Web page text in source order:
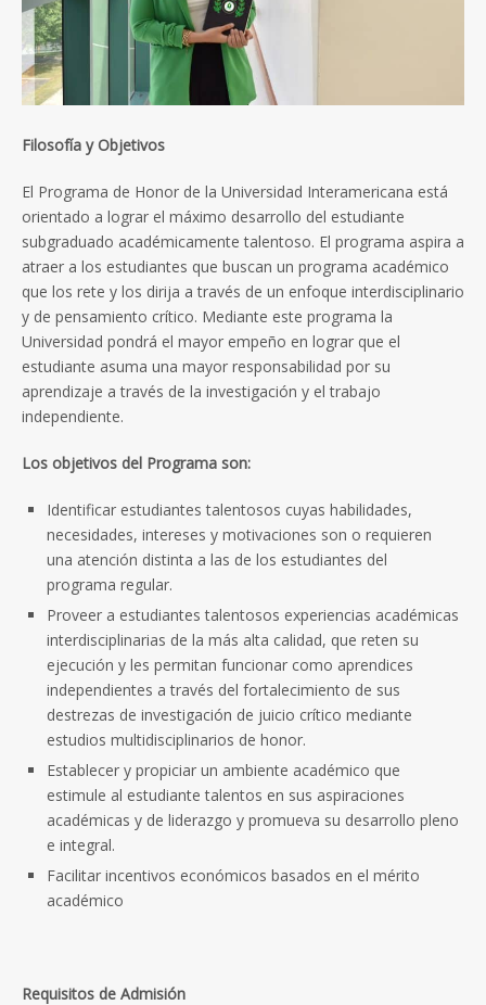
Filosofía y Objetivos
El Programa de Honor de la Universidad Interamericana está
orientado a lograr el máximo desarrollo del estudiante
subgraduado académicamente talentoso. El programa aspira a
atraer a los estudiantes que buscan un programa académico
que los rete y los dirija a través de un enfoque interdisciplinario
y de pensamiento crítico. Mediante este programa la
Universidad pondrá el mayor empeño en lograr que el
estudiante asuma una mayor responsabilidad por su
aprendizaje a través de la investigación y el trabajo
independiente.
Los objetivos del Programa son:
Identificar estudiantes talentosos cuyas habilidades,
necesidades, intereses y motivaciones son o requieren
una atención distinta a las de los estudiantes del
programa regular.
Proveer a estudiantes talentosos experiencias académicas
interdisciplinarias de la más alta calidad, que reten su
ejecución y les permitan funcionar como aprendices
independientes a través del fortalecimiento de sus
destrezas de investigación de juicio crítico mediante
estudios multidisciplinarios de honor.
Establecer y propiciar un ambiente académico que
estimule al estudiante talentos en sus aspiraciones
académicas y de liderazgo y promueva su desarrollo pleno
e integral.
Facilitar incentivos económicos basados en el mérito
académico
Requisitos de Admisión